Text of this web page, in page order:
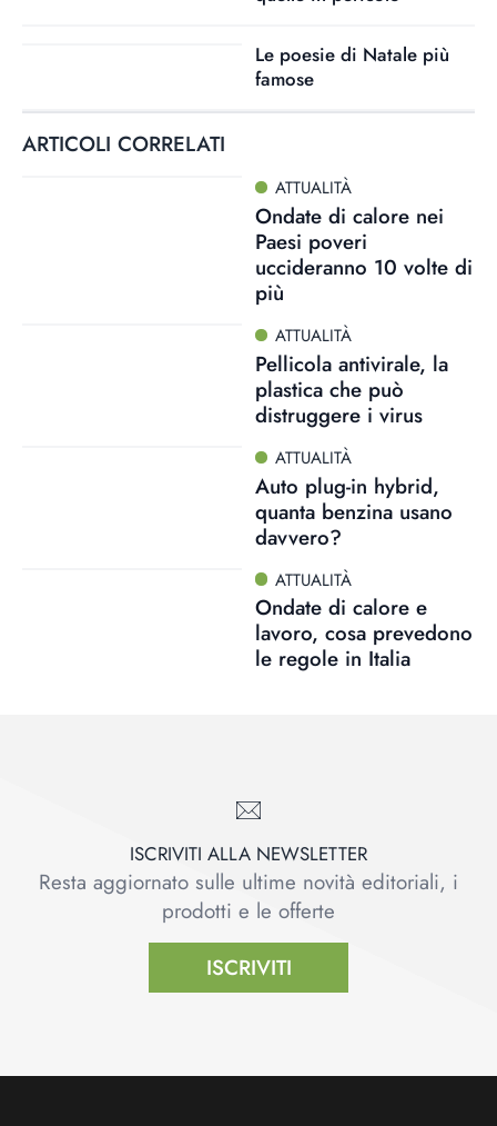
Le poesie di Natale più
famose
ARTICOLI CORRELATI
ATTUALITÀ
Ondate di calore nei
Paesi poveri
uccideranno 10 volte di
più
ATTUALITÀ
Pellicola antivirale, la
plastica che può
distruggere i virus
ATTUALITÀ
Auto plug-in hybrid,
quanta benzina usano
davvero?
ATTUALITÀ
Ondate di calore e
lavoro, cosa prevedono
le regole in Italia
ISCRIVITI ALLA NEWSLETTER
Resta aggiornato sulle ultime novità editoriali, i
prodotti e le offerte
ISCRIVITI